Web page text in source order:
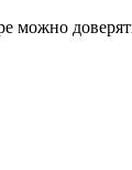
можно